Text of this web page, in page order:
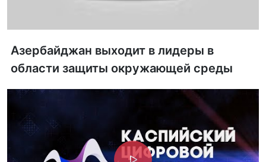
Азербайджан выходит в лидеры в
области защиты окружающей среды